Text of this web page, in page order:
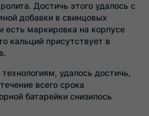
Достичь этого удалось с
добавки в свинцовых
есть маркировка на корпусе
кальций присутствует в
удалось достичь,
всего срока
батарейки снизилось